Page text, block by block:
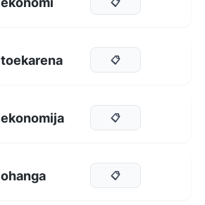
toekarena 📋
ekonomija 📋
ohanga 📋